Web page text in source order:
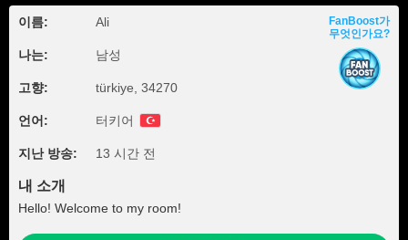
이름: Ali
나는: 남성
고향: türkiye, 34270
언어: 터키어
지난 방송: 13 시간 전
FanBoost가
무엇인가요?
내 소개
Hello! Welcome to my room!